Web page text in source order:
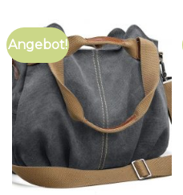
Angebot!